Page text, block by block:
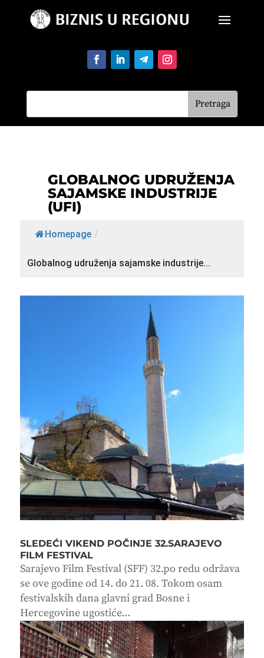
GLOBALNOG UDRUŽENJA
SAJAMSKE INDUSTRIJE
(UFI)
Homepage /
Globalnog udruženja sajamske industrije...
SLEDEĆI VIKEND POČINJE 32.SARAJEVO
FILM FESTIVAL
Sarajevo Film Festival (SFF) 32.po redu održava
se ove godine od 14. do 21. 08. Tokom osam
festivalskih dana glavni grad Bosne i
Hercegovine ugostiće...